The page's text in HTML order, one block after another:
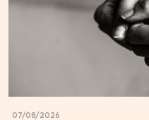
07/08/2026